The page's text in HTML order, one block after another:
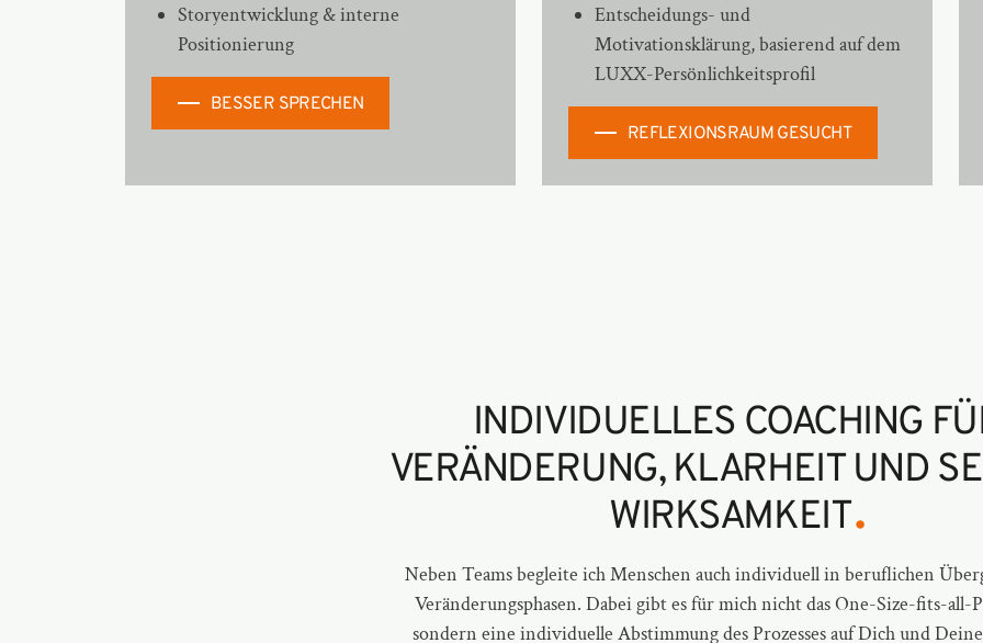
Storyentwicklung & interne
Positionierung
BESSER SPRECHEN
Entscheidungs- und
Motivationsklärung, basierend auf dem
LUXX-Persönlichkeitsprofil
REFLEXIONSRAUM GESUCHT
INDIVIDUELLES COACHING
VERÄNDERUNG, KLARHEIT UND
WIRKSAMKEIT.
Neben Teams begleite ich Menschen auch individuell in beruflichen
Veränderungsphasen. Dabei gibt es für mich nicht das One-Size-fits-all-
sondern eine individuelle Abstimmung des Prozesses auf Dich und